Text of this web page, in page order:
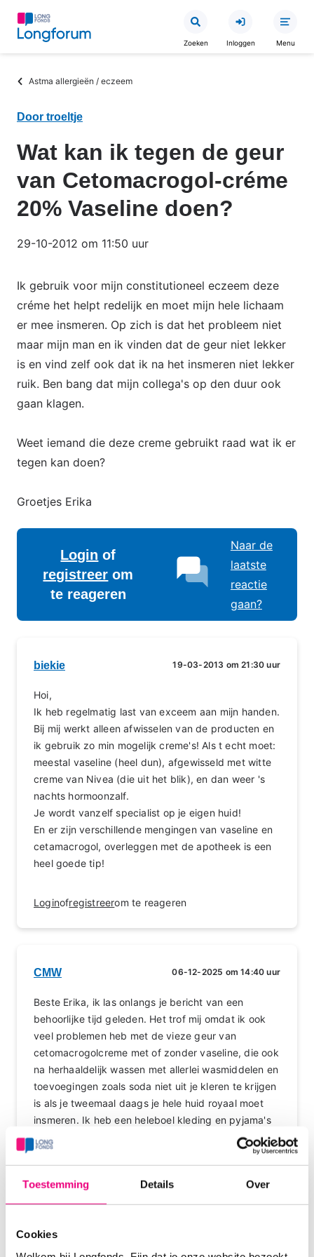
Toestemming Details Over
Cookies
Overslaan
inhoud
Zoeken Inloggen Menu
Kruimelpad
Astma allergieën / eczeem
Door troeltje
Wat kan ik tegen de geur
van Cetomacrogol-créme
20% Vaseline doen?
29-10-2012 om 11:50 uur
Ik gebruik voor mijn constitutioneel eczeem deze
créme het helpt redelijk en moet mijn hele lichaam
er mee insmeren. Op zich is dat het probleem niet
maar mijn man en ik vinden dat de geur niet lekker
is en vind zelf ook dat ik na het insmeren niet lekker
ruik. Ben bang dat mijn collega's op den duur ook
gaan klagen.
Weet iemand die deze creme gebruikt raad wat ik er
tegen kan doen?
Groetjes Erika
Login of
registreer om
te reageren
Naar de
laatste
reactie
gaan?
biekie 19-03-2013 om 21:30 uur
Hoi,
Ik heb regelmatig last van exceem aan mijn handen.
Bij mij werkt alleen afwisselen van de producten en
ik gebruik zo min mogelijk creme's! Als t echt moet:
meestal vaseline (heel dun), afgewisseld met witte
creme van Nivea (die uit het blik), en dan weer 's
nachts hormoonzalf.
Je wordt vanzelf specialist op je eigen huid!
En er zijn verschillende mengingen van vaseline en
cetamacrogol, overleggen met de apotheek is een
heel goede tip!
Loginofregistreerom te reageren
CMW 06-12-2025 om 14:40 uur
Beste Erika, ik las onlangs je bericht van een
behoorlijke tijd geleden. Het trof mij omdat ik ook
veel problemen heb met de vieze geur van
cetomacrogolcreme met of zonder vaseline, die ook
na herhaaldelijk wassen met allerlei wasmiddelen en
toevoegingen zoals soda niet uit je kleren te krijgen
is als je tweemaal daags je hele huid royaal moet
insmeren. Ik heb een heleboel kleding en pyjama's
moeten weggooien en gebruik de crème nu alleen
nog met een klein setje 'stinkkleren'. Jammer want
smeer ik Eucerin lotion Atopi Control en soms wat
Nivea. Ik ga nog experimenteren met een paraffine-
te wassen is treedt op bij alle merken
cetomacrogolcreme. Ben benieuwd of jij het nog